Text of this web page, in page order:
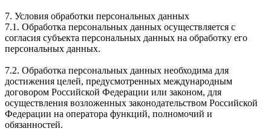
7. Условия обработки персональных данных
7.1. Обработка персональных данных осуществляется с
согласия субъекта персональных данных на обработку его
персональных данных.
7.2. Обработка персональных данных необходима для
достижения целей, предусмотренных международным
договором Российской Федерации или законом, для
осуществления возложенных законодательством Российской
Федерации на оператора функций, полномочий и
обязанностей.